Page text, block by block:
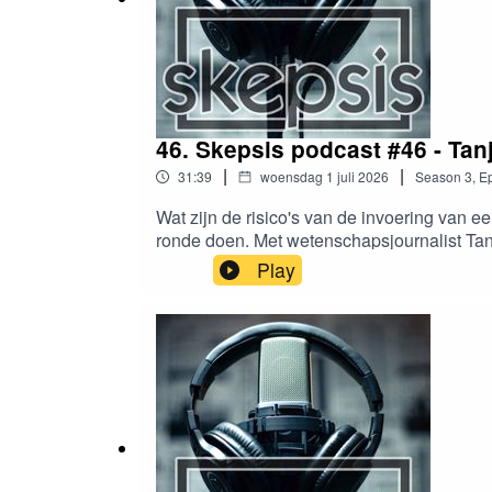
46. Skepsis podcast #46 -
31:39 | woensdag 1 juli 2026 | Season 3,
Wat zijn de risico's van de invoering van
ronde doen. Met wetenschapsjournalist
lijkt daarmee de goede kant op te gaan!
suggesties en tips zijn welkom op
kijkvoer bij deze aflevering:Cursor:
euroWePlanet: Giving Genes a Chance:
wichelroede terug aan de Wageningse
Play